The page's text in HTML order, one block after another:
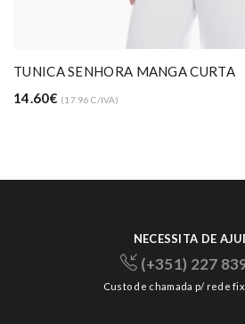
TUNICA SENHORA MANGA CURTA
14.60€ (17.96 C/IVA)
NECESSITA DE
(+351) 227
Custo de chamada p/ rede